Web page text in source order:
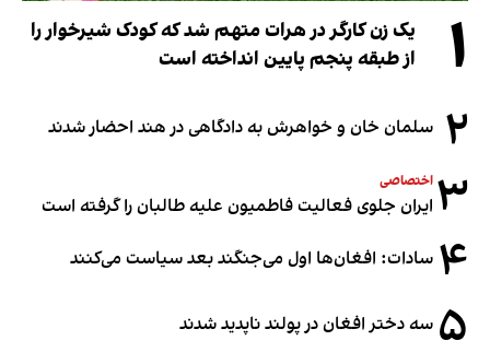
۱
یک زن کارگر در هرات متهم شد که کودک شیرخوار را
از طبقه پنجم پایین انداخته است
۲ سلمان خان و خواهرش به دادگاهی در هند احضار شدند
۳ اختصاصی
ایران جلوی فعالیت فاطمیون علیه طالبان را گرفته است
۴ سادات: افغان‌ها اول می‌جنگند بعد سیاست می‌کنند
۵ سه دختر افغان در پولند ناپدید شدند